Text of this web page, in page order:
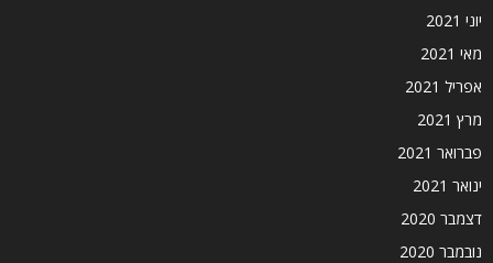
יוני 2021
מאי 2021
אפריל 2021
מרץ 2021
פברואר 2021
ינואר 2021
דצמבר 2020
נובמבר 2020